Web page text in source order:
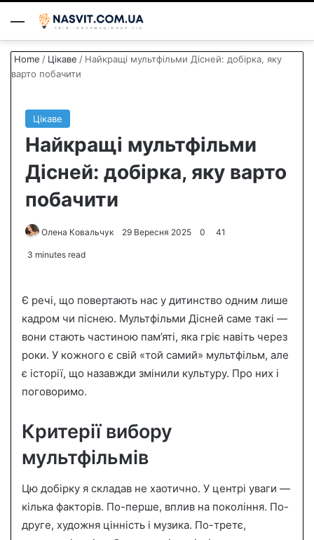
Menu
Home / Цікаве / Найкращі мультфільми Дісней: добірка, яку
варто побачити
Цікаве
Найкращі мультфільми
Дісней: добірка, яку варто
побачити
Олена Ковальчук
a
e
29 Вересня 2025 0 41
3 minutes read
Є речі, що повертають нас у дитинство одним лише
кадром чи піснею. Мультфільми Дісней саме такі —
вони стають частиною пам’яті, яка гріє навіть через
роки. У кожного є свій «той самий» мультфільм, але
є історії, що назавжди змінили культуру. Про них і
поговоримо.
Критерії вибору
мультфільмів
Цю добірку я складав не хаотично. У центрі уваги —
кілька факторів. По-перше, вплив на покоління. По-
друге, художня цінність і музика. По-третє,